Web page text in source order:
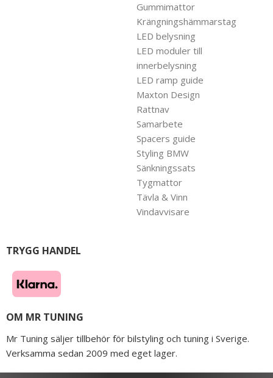
Gummimattor
Krängningshämmarstag
LED belysning
LED moduler till
innerbelysning
LED ramp guide
Maxton Design
Rattnav
Samarbete
Spacers guide
Styling BMW
Sänkningssats
Tygmattor
Tävla & Vinn
Vindavvisare
TRYGG HANDEL
OM MR TUNING
Mr Tuning säljer tillbehör för bilstyling och tuning i Sverige.
Verksamma sedan 2009 med eget lager.